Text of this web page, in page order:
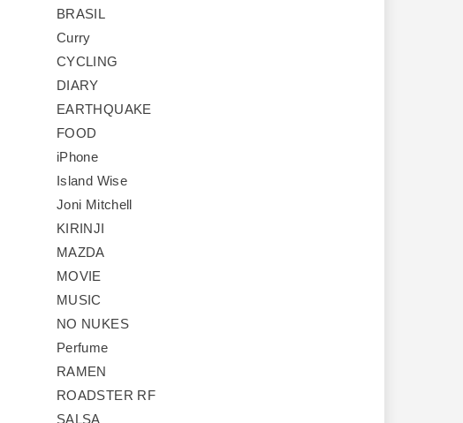
BRASIL
Curry
CYCLING
DIARY
EARTHQUAKE
FOOD
iPhone
Island Wise
Joni Mitchell
KIRINJI
MAZDA
MOVIE
MUSIC
NO NUKES
Perfume
RAMEN
ROADSTER RF
SALSA